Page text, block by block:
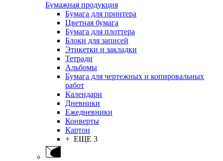
Бумажная продукция
Бумага для принтера
Цветная бумага
Бумага для плоттера
Блоки для записей
Этикетки и закладки
Тетради
Альбомы
Бумага для чертежных и копировальных
работ
Календари
Дневники
Ежедневники
Конверты
Картон
+ ЕЩЕ 3